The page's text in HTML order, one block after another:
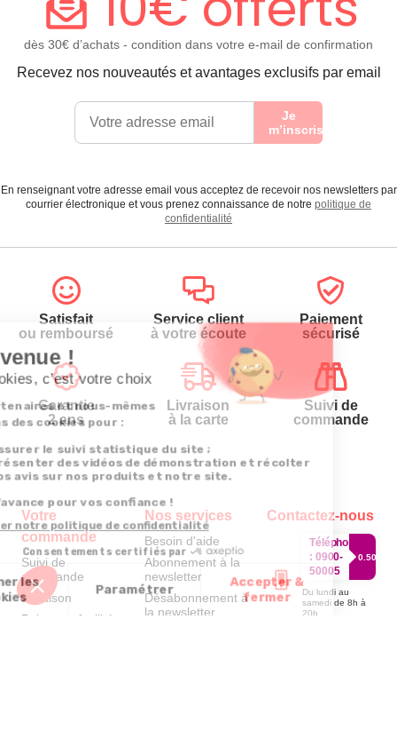
dès 30€ d’achats - condition dans votre e-mail de confirmation
Recevez nos nouveautés et avantages exclusifs par email
Je
m’inscris
En renseignant votre adresse email vous acceptez de recevoir nos newsletters par
courrier électronique et vous prenez connaissance de notre politique de
confidentialité
Satisfait
ou remboursé
Service client
à votre écoute
Paiement
sécurisé
Garantie
2 ans
Livraison
à la carte
Suivi de
commande
Votre
commande
Suivi de
commande
Livraison
Paiement facilité
Nos services
Besoin d'aide
Abonnement à la
newsletter
Désabonnement à
la newsletter
Contactez-nous
Téléphone
: 0900-
50005
0.50€/
Du lundi au
samedi de 8h à
20h